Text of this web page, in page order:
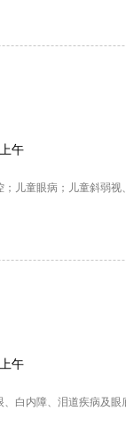
午
儿童眼病；儿童斜弱
午
白内障、泪道疾病及